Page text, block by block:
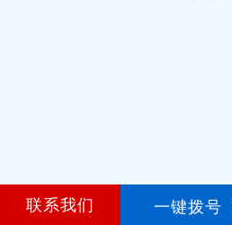
联系我们 一键拨号